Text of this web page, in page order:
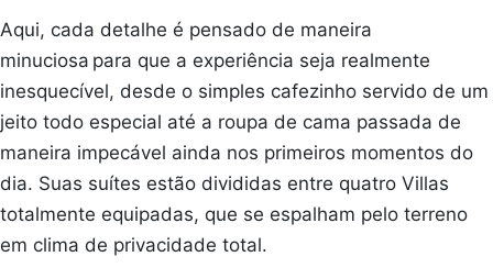
Aqui, cada detalhe é pensado de maneira
minuciosa para que a experiência seja realmente
inesquecível, desde o simples cafezinho servido de um
jeito todo especial até a roupa de cama passada de
maneira impecável ainda nos primeiros momentos do
dia. Suas suítes estão divididas entre quatro Villas
totalmente equipadas, que se espalham pelo terreno
em clima de privacidade total.